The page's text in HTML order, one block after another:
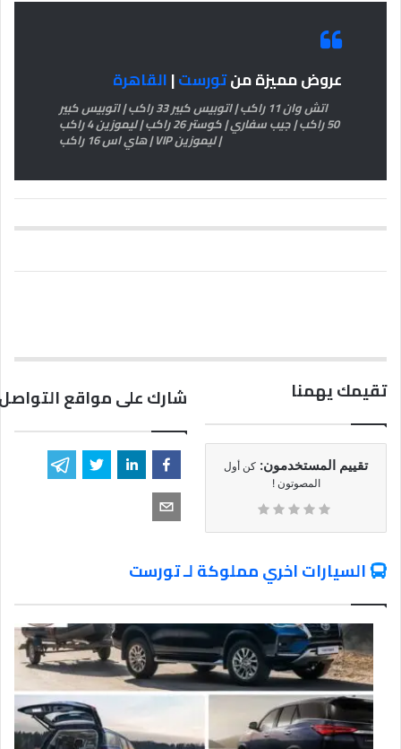
عروض مميزة منتورست|القاهرة
اتش وان 11 راكب | اتوبيس كبير 33 راكب | اتوبيس كبير
50 راكب | جيب سفاري | كوستر 26 راكب | ليموزين 4 راكب
| ليموزين VIP | هاي اس 16 راكب
تقيمك يهمنا
تقييم المستخدمون: كن أول
المصوتون !
شارك على مواقع
السيارات اخري مملوكة لـ تورست